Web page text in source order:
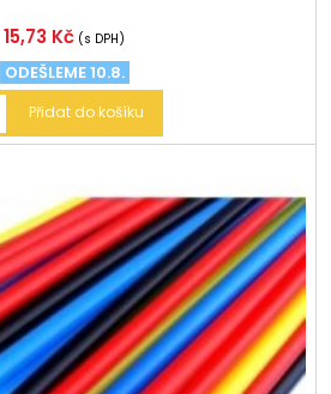
Cena
15,73 Kč (s DPH)
ODEŠLEME 10.8.
Přidat do košíku